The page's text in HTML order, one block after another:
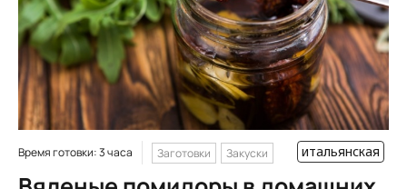
Время готовки: 3 часа Заготовки Закуски итальянская